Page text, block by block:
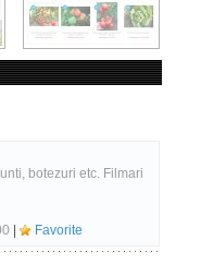
botezuri etc. Filmari
Favorite